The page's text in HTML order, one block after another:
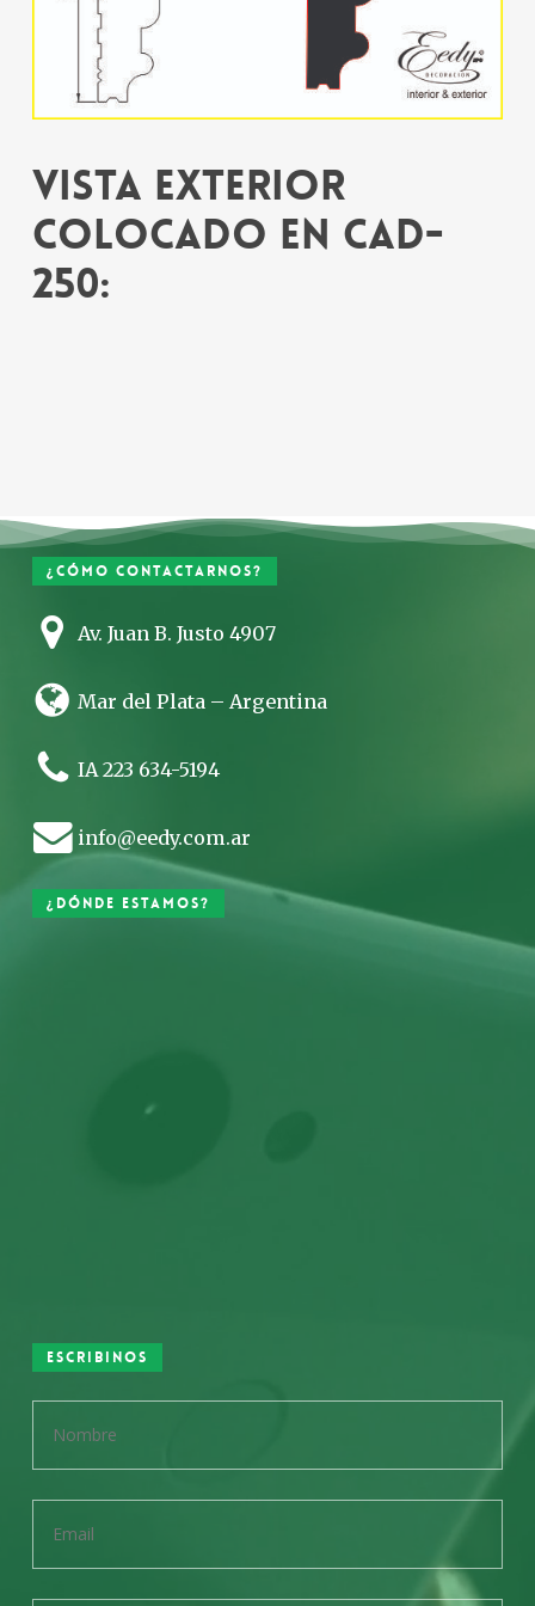
Vista exterior
colocado en CAD-
250:
¿Cómo contactarnos?
Av. Juan B. Justo 4907
Mar del Plata – Argentina
IA 223 634-5194
info@eedy.com.ar
¿Dónde estamos?
Escribinos